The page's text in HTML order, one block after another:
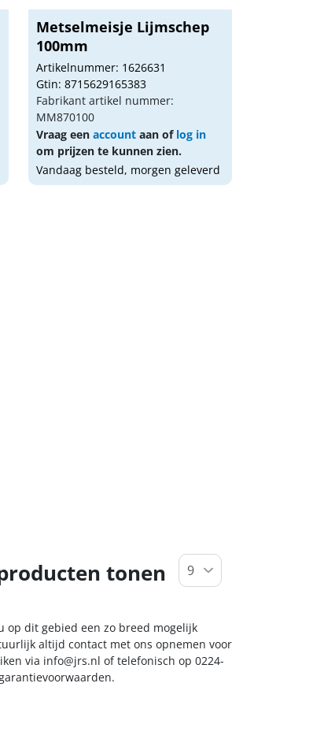
Metselmeisje Lijmschep
100mm
Artikelnummer: 1626631
Gtin: 8715629165383
Fabrikant artikel nummer:
MM870100
Vraag eenaccount aan of log in
om prijzen te kunnen zien.
Vandaag besteld, morgen geleverd
tonen
op dit gebied een zo breed mogelijk
altijd contact met ons opnemen voor
via info@jrs.nl of telefonisch op 0224-